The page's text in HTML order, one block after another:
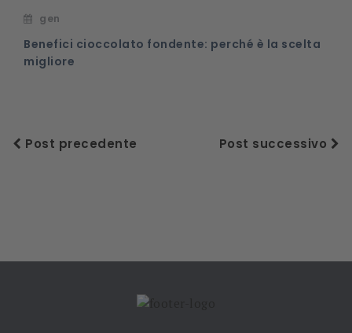
gen
Benefici cioccolato fondente: perché è la scelta
migliore
Post precedente Post successivo